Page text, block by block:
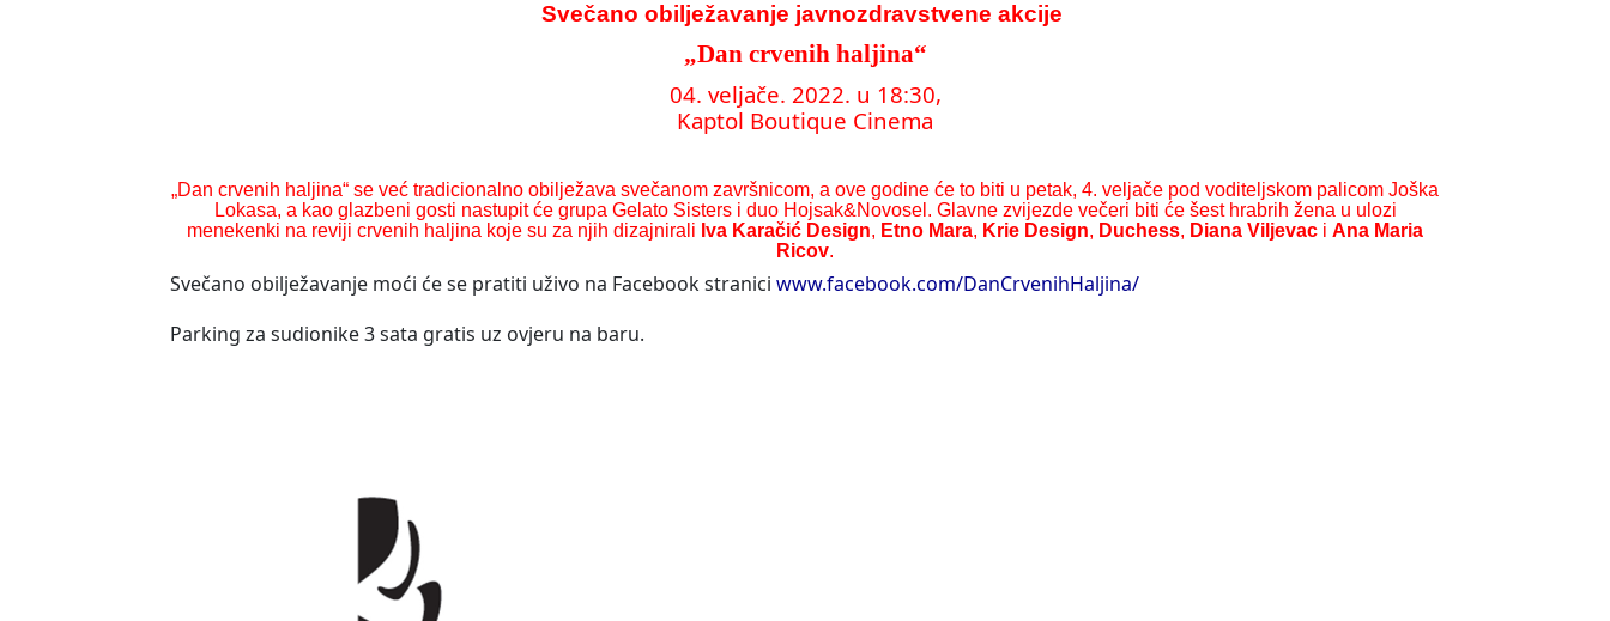
Svečano obilježavanje javnozdravstvene akcije
„Dan crvenih haljina“
04. veljače. 2022. u 18:30,
Kaptol Boutique Cinema
„Dan crvenih haljina“ se već tradicionalno obilježava svečanom završnicom, a ove godine će to biti u petak, 4. veljače pod voditeljskom palicom Joška
Lokasa, a kao glazbeni gosti nastupit će grupa Gelato Sisters i duo Hojsak&Novosel. Glavne zvijezde večeri biti će šest hrabrih žena u ulozi
menekenki na reviji crvenih haljina koje su za njih dizajnirali Iva Karačić Design, Etno Mara, Krie Design, Duchess, Diana Viljevac i Ana Maria
Ricov.
Svečano obilježavanje moći će se pratiti uživo na Facebook stranici www.facebook.com/DanCrvenihHaljina/
Parking za sudionike 3 sata gratis uz ovjeru na baru.